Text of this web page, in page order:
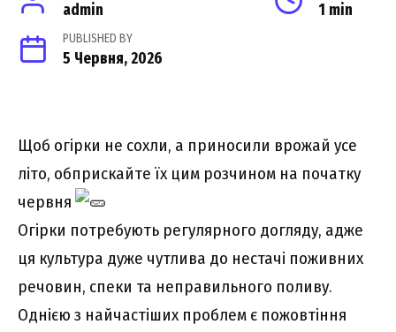
admin 1 min
PUBLISHED BY
5 Червня, 2026
Щоб огірки не сохли, а приносили врожай усе
літо, обприскайте їх цим розчином на початку
червня
Огірки потребують регулярного догляду, адже
ця культура дуже чутлива до нестачі поживних
речовин, спеки та неправильного поливу.
Однією з найчастіших проблем є пожовтіння